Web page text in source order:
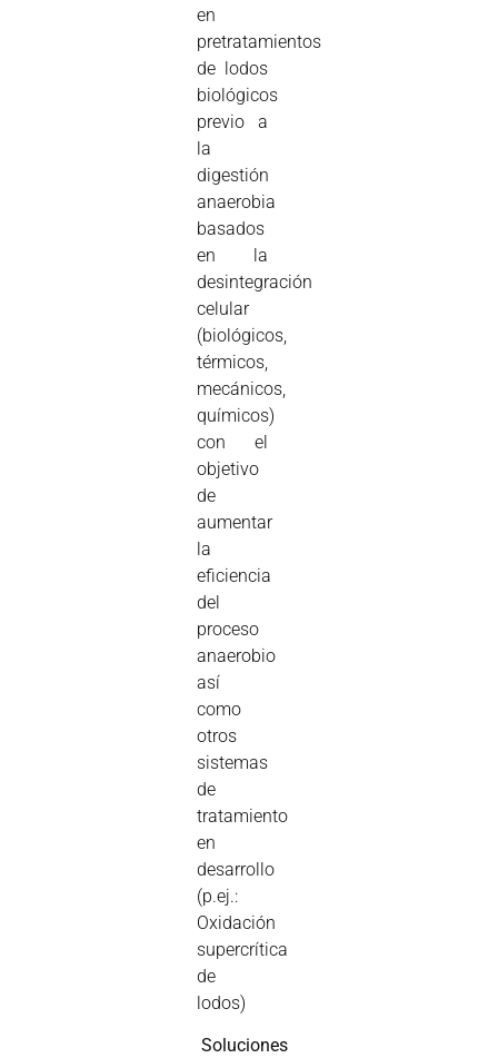
en
pretratamientos
de lodos
biológicos
previo a
la
digestión
anaerobia
basados
en la
desintegración
celular
(biológicos,
térmicos,
mecánicos,
químicos)
con el
objetivo
de
aumentar
la
eficiencia
del
proceso
anaerobio
así
como
otros
sistemas
de
tratamiento
en
desarrollo
(p.ej.:
Oxidación
supercrítica
de
lodos)
Soluciones